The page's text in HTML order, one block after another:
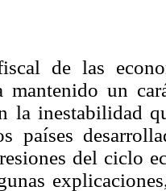
de las
mantenido un
la inestabilidad
países
del ciclo